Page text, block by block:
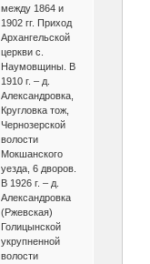
между 1864 и
1902 гг. Приход
Архангельской
церкви с.
Наумовщины. В
1910 г. – д.
Александровка,
Кругловка тож,
Чернозерской
волости
Мокшанского
уезда, 6 дворов.
В 1926 г. – д.
Александровка
(Ржевская)
Голицынской
укрупненной
волости